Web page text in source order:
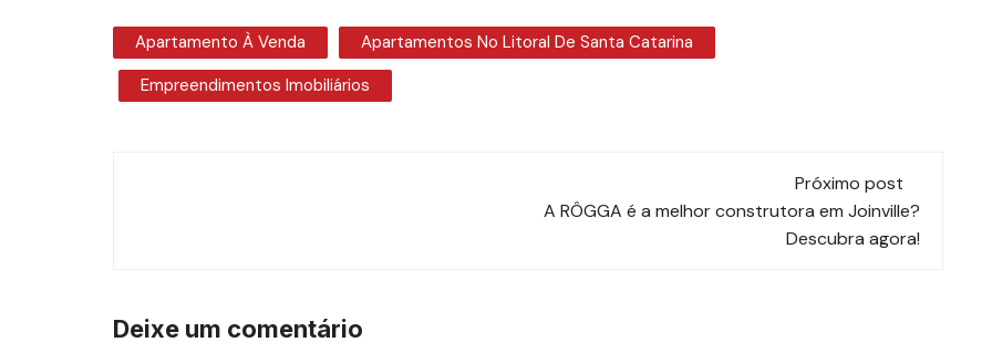
Apartamento À Venda
Apartamentos No Litoral De Santa Catarina
Empreendimentos Imobiliários
Próximo post
A RÔGGA é a melhor construtora em Joinville?
Descubra agora!
Deixe um comentário